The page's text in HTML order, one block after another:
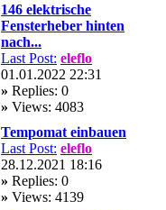
146 elektrische
Fensterheber hinten
nach...
Last Post: eleflo
01.01.2022 22:31
» Replies: 0
» Views: 4083
Tempomat einbauen
Last Post: eleflo
28.12.2021 18:16
» Replies: 0
» Views: 4139